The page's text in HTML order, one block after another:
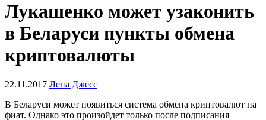
Лукашенко может узаконить
в Беларуси пункты обмена
криптовалюты
22.11.2017 Лена Джесс
В Беларуси может появиться система обмена криптовалют на
фиат. Однако это произойдет только после подписания